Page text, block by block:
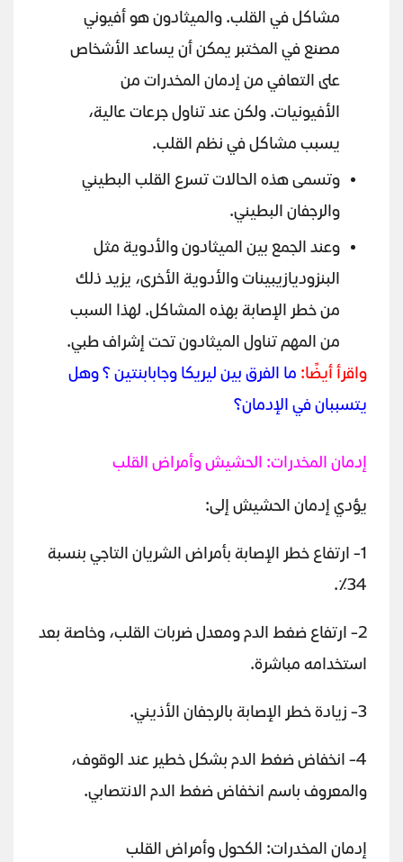
مشاكل في القلب. والميثادون هو أفيوني
مصنع في المختبر يمكن أن يساعد الأشخاص
على التعافي من إدمان المخدرات من
الأفيونيات. ولكن عند تناول جرعات عالية،
يسبب مشاكل في نظم القلب.
وتسمى هذه الحالات تسرع القلب البطيني
والرجفان البطيني.
وعند الجمع بين الميثادون والأدوية مثل
البنزوديازيبينات والأدوية الأخرى، يزيد ذلك
من خطر الإصابة بهذه المشاكل. لهذا السبب
من المهم تناول الميثادون تحت إشراف طبي.
واقرأ أيضًا: ما الفرق بين ليريكا وجابابنتين ؟ وهل
يتسببان في الإدمان؟
إدمان المخدرات: الحشيش وأمراض القلب
يؤدي إدمان الحشيش إلى:
1- ارتفاع خطر الإصابة بأمراض الشريان التاجي بنسبة
34٪.
2- ارتفاع ضغط الدم ومعدل ضربات القلب، وخاصة بعد
استخدامه مباشرة.
3- زيادة خطر الإصابة بالرجفان الأذيني.
4- انخفاض ضغط الدم بشكل خطير عند الوقوف،
والمعروف باسم انخفاض ضغط الدم الانتصابي.
إدمان المخدرات: الكحول وأمراض القلب